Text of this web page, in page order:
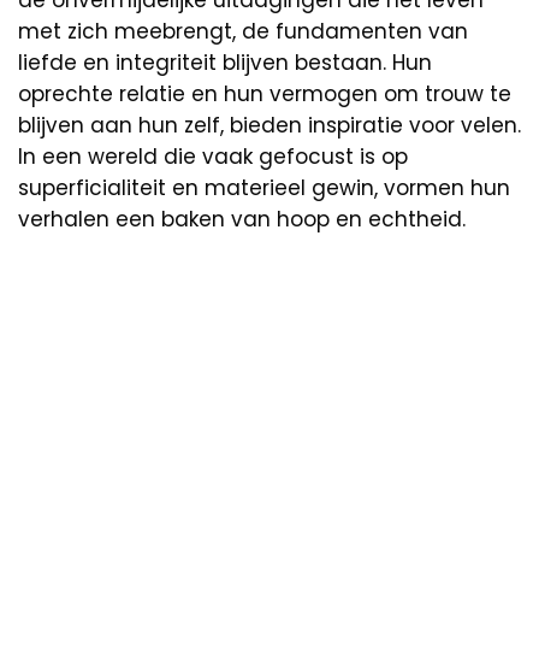
met zich meebrengt, de fundamenten van
liefde en integriteit blijven bestaan. Hun
oprechte relatie en hun vermogen om trouw te
blijven aan hun zelf, bieden inspiratie voor velen.
In een wereld die vaak gefocust is op
superficialiteit en materieel gewin, vormen hun
verhalen een baken van hoop en echtheid.